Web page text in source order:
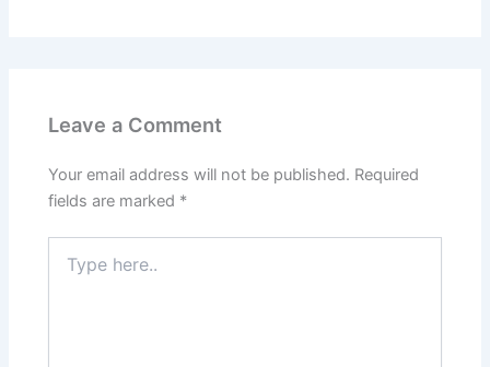
Leave a Comment
Your email address will not be published. Required
fields are marked *
here..